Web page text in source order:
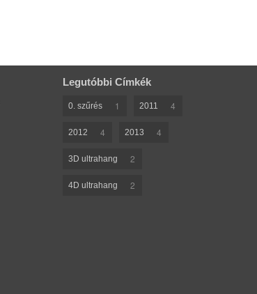
Legutóbbi Címkék
0. szűrés 1 2011 4
2012 4 2013 4
3D ultrahang 2
4D ultrahang 2